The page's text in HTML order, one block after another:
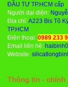
ĐẦU TƯ TP.HCM cấp
Người đại diện:
Địa chỉ:A223 Bis Tô
TP.HCM
Điện thoại: 0989 233
Email liên hệ:
Website:
Thông tin - chính